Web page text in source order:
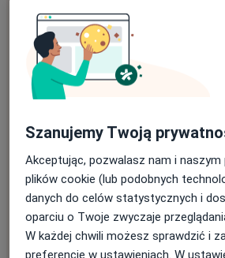
Nazwisko*
Jeśli masz konto na ZnanyLekarz, podaj
logujesz
Szanujemy Twoją
Akceptując, pozwalasz nam i
plików cookie (lub podobnych
danych do celów statystycznych i
oparciu o Twoje zwyczaje
W każdej chwili możesz sprawdzić i
preferencje w ustawieniach. W